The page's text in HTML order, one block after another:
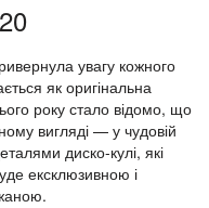
увагу кожного
як оригінальна
року стало відомо, що
вигляді — у чудовій
диско-кулі, які
ексклюзивною і